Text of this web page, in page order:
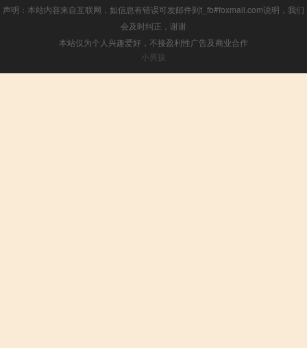
声明：本站内容来自互联网，如信息有错误可发邮件到f_fb#foxmail.com说明，我们
会及时纠正，谢谢
本站仅为个人兴趣爱好，不接盈利性广告及商业合作
小男孩